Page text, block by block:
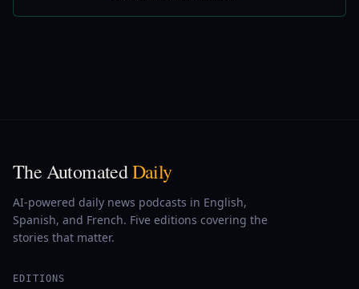
The AutomatedDaily
AI-powered daily news podcasts in English,
Spanish, and French. Five editions covering the
stories that matter.
EDITIONS